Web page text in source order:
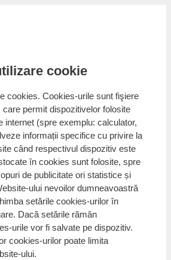
cookie
cookies. Cookies-urile sunt fişiere
permit dispozitivelor folosite
internet (spre exemplu: calculator,
informații specifice cu privire la
când respectivul dispozitiv este
în cookies sunt folosite, spre
de publicitate ori statistice și
ului nevoilor dumneavoastră
setările cookies-urilor în
Dacă setările rămân
urile vor fi salvate pe dispozitiv.
cookies-urilor poate limita
ului.